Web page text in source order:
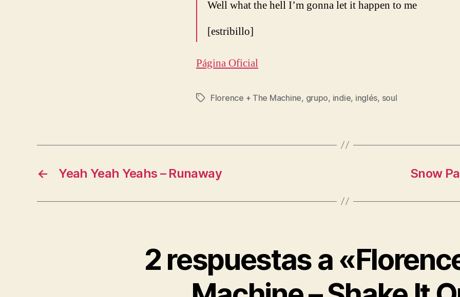
Well what the hell I’m gonna let it happen to me
[estribillo]
Página Oficial
Etiquetas
Florence + The Machine, grupo, indie, inglés, soul
← Yeah Yeah Yeahs – Runaway Snow
2 respuestas a